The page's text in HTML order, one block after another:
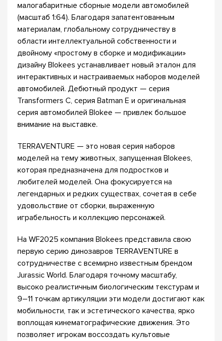
малогабаритные сборные модели автомобилей
(масштаб 1:64). Благодаря запатентованным
материалам, глобальному сотрудничеству в
области интеллектуальной собственности и
двойному «простому в сборке и модификации»
дизайну Blokees устанавливает новый эталон для
интерактивных и настраиваемых наборов моделей
автомобилей. Дебютный продукт — серия
Transformers C, серия Batman E и оригинальная
серия автомобилей Blokee — привлек большое
внимание на выставке.
TERRAVENTURE — это новая серия наборов
моделей на тему животных, запущенная Blokees,
которая предназначена для подростков и
любителей моделей. Она фокусируется на
легендарных и редких существах, сочетая в себе
удовольствие от сборки, выраженную
играбельность и коллекцию персонажей.
На WF2025 компания Blokees представила свою
первую серию динозавров TERRAVENTURE в
сотрудничестве с всемирно известным брендом
Jurassic World. Благодаря точному масштабу,
высоко реалистичным биологическим текстурам и
9–11 точкам артикуляции эти модели достигают как
мобильности, так и эстетического качества, ярко
воплощая кинематографические движения. Это
позволяет игрокам воссоздать культовые